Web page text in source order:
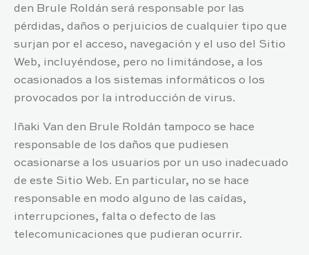
den Brule Roldán será responsable por las
pérdidas, daños o perjuicios de cualquier tipo que
surjan por el acceso, navegación y el uso del Sitio
Web, incluyéndose, pero no limitándose, a los
ocasionados a los sistemas informáticos o los
provocados por la introducción de virus.
Iñaki Van den Brule Roldán tampoco se hace
responsable de los daños que pudiesen
ocasionarse a los usuarios por un uso inadecuado
de este Sitio Web. En particular, no se hace
responsable en modo alguno de las caídas,
interrupciones, falta o defecto de las
telecomunicaciones que pudieran ocurrir.